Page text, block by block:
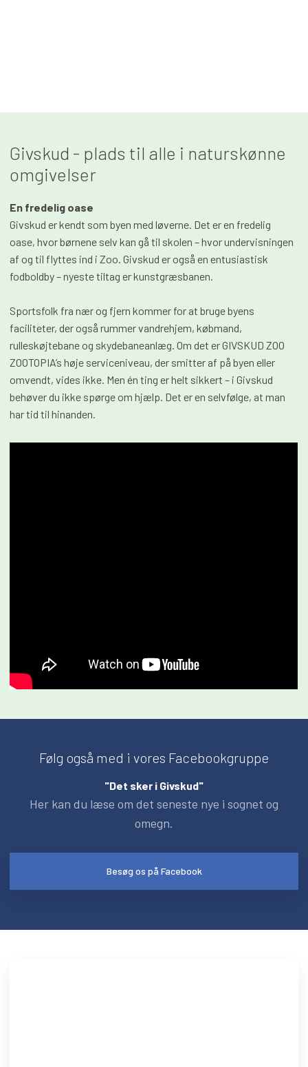
​Givskud - plads til alle i naturskønne
omgivelser
En fredelig oase
Givskud er kendt som byen med løverne. Det er en fredelig
oase, hvor børnene selv kan gå til skolen – hvor undervisningen
af og til flyttes ind i Zoo. Givskud er også en entusiastisk
fodboldby – nyeste tiltag er kunstgræsbanen.
Sportsfolk fra nær og fjern kommer for at bruge byens
faciliteter, der også rummer vandrehjem, købmand,
rulleskøjtebane og skydebaneanlæg. Om det er GIVSKUD ZOO
ZOOTOPIA’s høje serviceniveau, der smitter af på byen eller
omvendt, vides ikke. Men én ting er helt sikkert – i Givskud
behøver du ikke spørge om hjælp. Det er en selvfølge, at man
har tid til hinanden.​
Følg også med i vores Facebookgruppe​
​​"Det sker i Givskud"​
Her kan du læse om det seneste nye i sognet og
omegn.
Besøg os på Facebook